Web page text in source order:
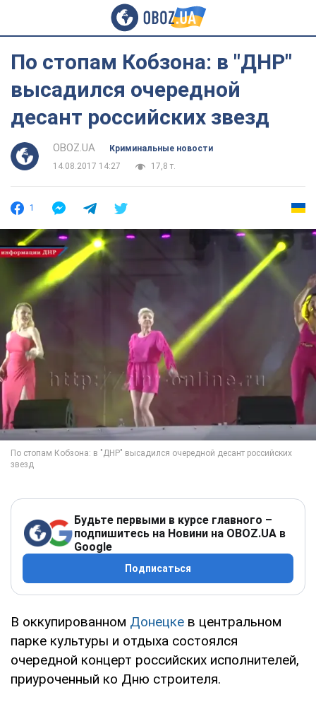
По стопам Кобзона: в "ДНР"
высадился очередной
десант российских звезд
OBOZ.UA
Криминальные новости
14.08.2017 14:27
17,8 т.
1
Будьте первыми в курсе главного –
подпишитесь на Новини на OBOZ.UA в
Google
Подписаться
В оккупированном Донецке в центральном
парке культуры и отдыха состоялся
очередной концерт российских исполнителей,
приуроченный ко Дню строителя.